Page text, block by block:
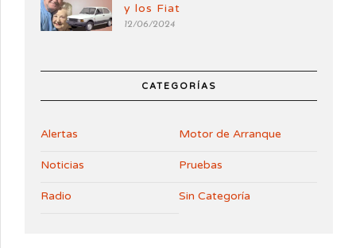
y los Fiat
12/06/2024
CATEGORÍAS
Alertas Motor de Arranque
Noticias Pruebas
Radio Sin Categoría